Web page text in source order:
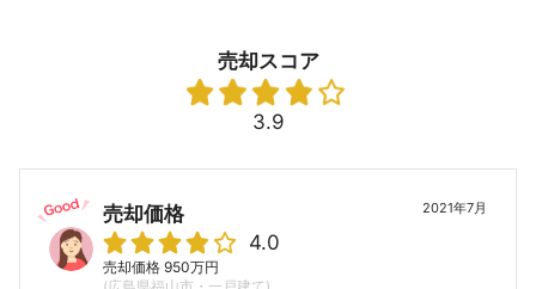
売却スコア
3.9
2021年7月
売却価格
4.0
売却価格 950万円